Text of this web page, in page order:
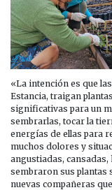
«La intención es que
Estancia, traigan
significativas para un
sembrarlas, tocar la
energías de ellas para
muchos dolores y
angustiadas,
sembraron sus plantas
nuevas compañeras